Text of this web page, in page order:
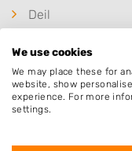
Deil
Opijnen
Neerijnen
We use cookies
We may place these for
website, show
experience. For more
settings.